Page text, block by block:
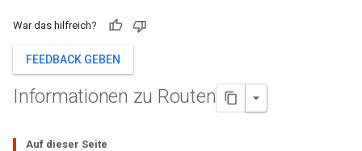
War das hilfreich?
FEEDBACK GEBEN
Informationen zu Routen
Auf dieser Seite